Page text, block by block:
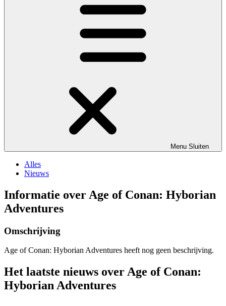
Menu Sluiten
Alles
Nieuws
Informatie over Age of Conan: Hyborian
Adventures
Omschrijving
Age of Conan: Hyborian Adventures heeft nog geen beschrijving.
Het laatste nieuws over Age of Conan:
Hyborian Adventures